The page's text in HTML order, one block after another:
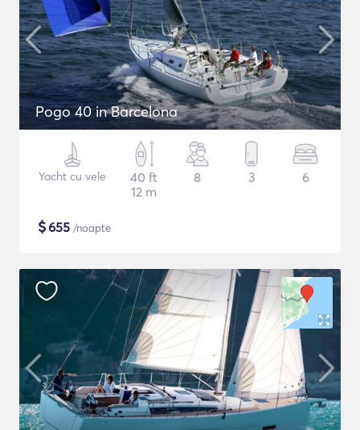
Pogo 40 in Barcelona
Yacht cu vele
40 ft
12 m
8 3 6
$655 /noapte